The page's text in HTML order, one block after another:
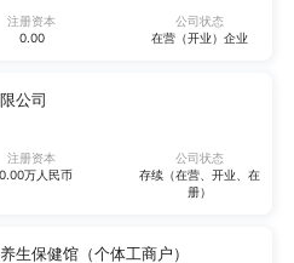
注册资本
0.00
公司状态
在营（开业）企业
公司
注册资本
万人民币
公司状态
存续（在营、开业、在
册）
生保健馆（个体工商户）